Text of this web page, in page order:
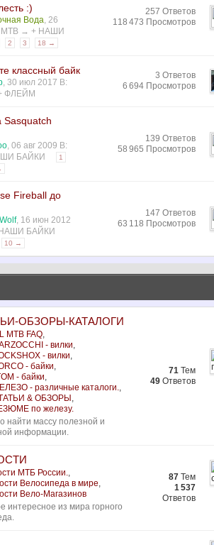
:)
Вода , 26
MTB → + НАШИ
2 3 18 →
257 Ответов
118 473 Просмотров
классный байк
, 30 июл 2017 В:
ФЛЕЙМ
3 Ответов
6 694 Просмотров
, 06 авг 2009 В:
БАЙКИ
1
139 Ответов
58 965 Просмотров
Fireball до
, 16 июн 2012
БАЙКИ
10 →
147 Ответов
63 118 Просмотров
ОБЗОРЫ-КАТАЛОГИ
MTB FAQ,
- вилки,
- вилки,
- байки,
- байки,
- различные каталоги.,
& ОБЗОРЫ ,
по железу.
найти массу полезной и
информации.
71 Тем
49 Ответов
МТБ России.,
Велосипеда в мире,
Вело-Магазинов
интересное из мира горного
87 Тем
1 537
Ответов